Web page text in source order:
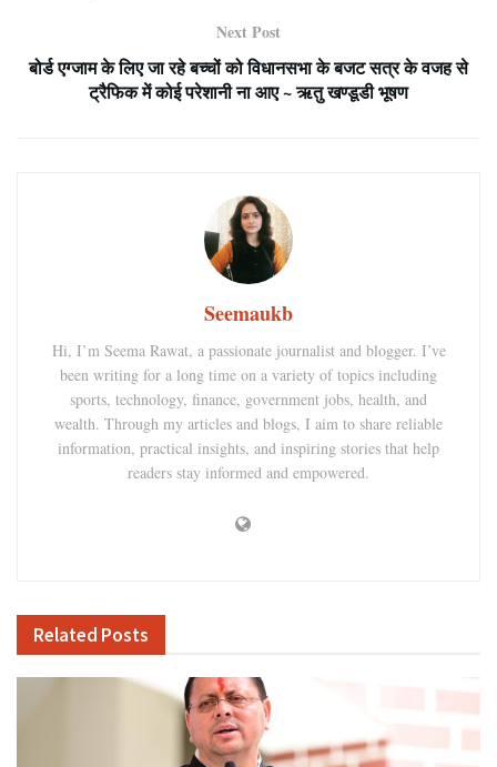
Next Post
बोर्ड एग्जाम के लिए जा रहे बच्चों को विधानसभा के बजट सत्र के वजह से
ट्रैफिक में कोई परेशानी ना आए ~ ऋतु खण्डूडी भूषण
Seemaukb
Hi, I’m Seema Rawat, a passionate journalist and blogger. I’ve
been writing for a long time on a variety of topics including
sports, technology, finance, government jobs, health, and
wealth. Through my articles and blogs, I aim to share reliable
information, practical insights, and inspiring stories that help
readers stay informed and empowered.
Related Posts